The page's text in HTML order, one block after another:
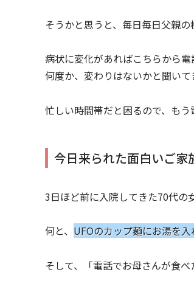
そうかと思うと、毎日毎日父親
病状に変化があればこちらから
何度か、変わりはないかと聞いて
忙しい時間帯だと困るので、もう
今日来られた面白いご家
3日ほど前に入院してきた70代の
何と、 UFOのカップ麺にお湯を
そして、「電話でお母さんが食